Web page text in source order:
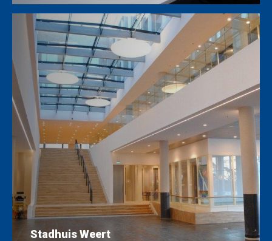
Stadhuis Weert